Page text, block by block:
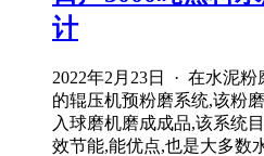
计
2022年2月23日 · 在水泥
的辊压机预粉磨系统,该粉
入球磨机磨成成品,该系统
效节能,能优点,也是大多数